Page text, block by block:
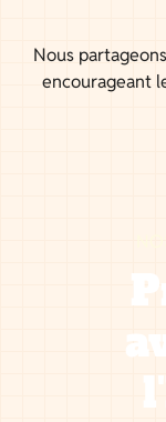
Nous
encourageant